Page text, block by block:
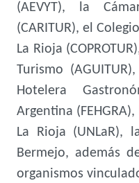
(AEVYT), la
(CARITUR), el
La Rioja
Turismo
Hotelera
Argentina
La Rioja (UNLaR),
Bermejo, además
organismos